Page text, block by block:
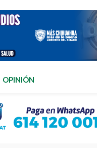
OPINIÓN